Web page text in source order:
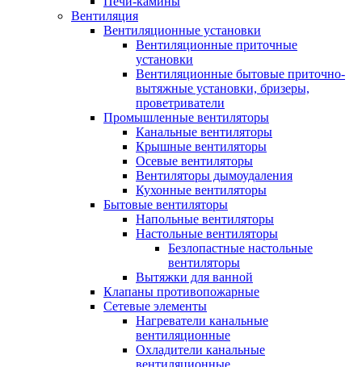
Вентиляция
Вентиляционные установки
Вентиляционные приточные
установки
Вентиляционные бытовые приточно-
вытяжные установки, бризеры,
проветриватели
Промышленные вентиляторы
Канальные вентиляторы
Крышные вентиляторы
Осевые вентиляторы
Вентиляторы дымоудаления
Кухонные вентиляторы
Бытовые вентиляторы
Напольные вентиляторы
Настольные вентиляторы
Безлопастные настольные
вентиляторы
Вытяжки для ванной
Клапаны противопожарные
Сетевые элементы
Нагреватели канальные
вентиляционные
Охладители канальные
вентиляционные